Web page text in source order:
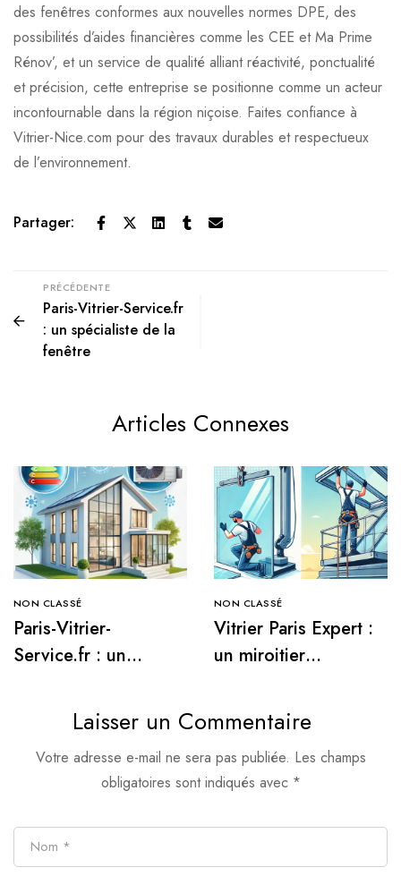
des fenêtres conformes aux nouvelles normes DPE, des
possibilités d’aides financières comme les CEE et Ma Prime
Rénov’, et un service de qualité alliant réactivité, ponctualité
et précision, cette entreprise se positionne comme un acteur
incontournable dans la région niçoise. Faites confiance à
Vitrier-Nice.com pour des travaux durables et respectueux
de l’environnement.
Partager:
PRÉCÉDENTE
Paris-Vitrier-Service.fr
: un spécialiste de la
fenêtre
Articles Connexes
NON CLASSÉ
Paris-Vitrier-
Service.fr : un
NON CLASSÉ
Vitrier Paris Expert :
un miroitier
Laisser un Commentaire
Votre adresse e-mail ne sera pas publiée. Les champs
obligatoires sont indiqués avec *